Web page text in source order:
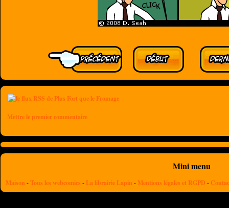
Mettre le premier commentaire
Mini menu
Maison -Tous les webcomics - La librairie Lapin - Mentions légales et RGPD -